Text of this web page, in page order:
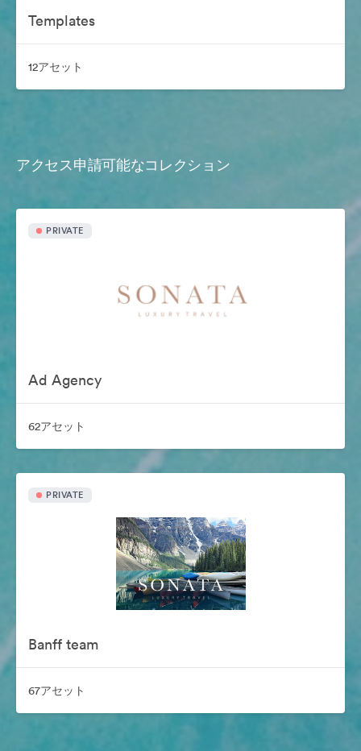
Templates
12アセット
アクセス申請可能なコレクション
PRIVATE
Ad Agency
62アセット
PRIVATE
Banff team
67アセット